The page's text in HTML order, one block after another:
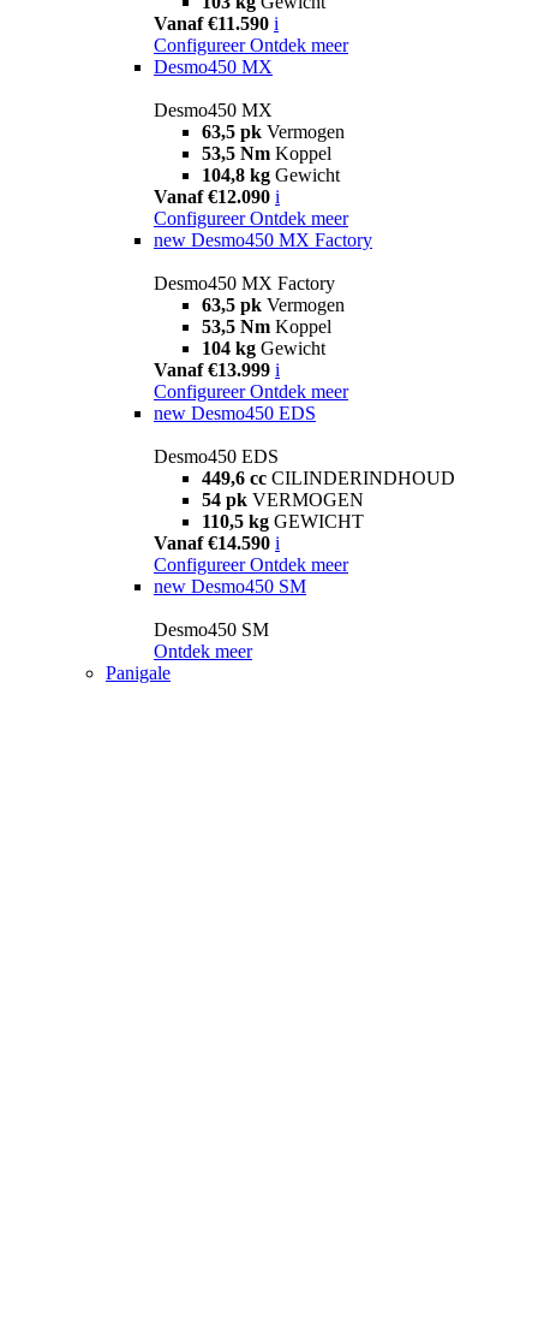
Vanaf €11.590 i
Configureer Ontdek meer
Desmo450 MX
Desmo450 MX
63,5 pk Vermogen
53,5 Nm Koppel
104,8 kg Gewicht
Vanaf €12.090 i
Configureer Ontdek meer
new Desmo450 MX Factory
Desmo450 MX Factory
63,5 pk Vermogen
53,5 Nm Koppel
104 kg Gewicht
Vanaf €13.999 i
Configureer Ontdek meer
new Desmo450 EDS
Desmo450 EDS
449,6 cc CILINDERINDHOUD
54 pk VERMOGEN
110,5 kg GEWICHT
Vanaf €14.590 i
Configureer Ontdek meer
new Desmo450 SM
Desmo450 SM
Ontdek meer
Panigale